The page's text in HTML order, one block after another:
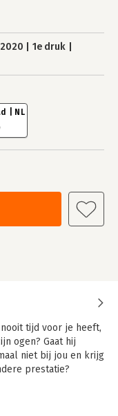
2020
1e druk
| NL
tijd voor je heeft,
ogen? Gaat hij
niet bij jou en krijg
prestatie?